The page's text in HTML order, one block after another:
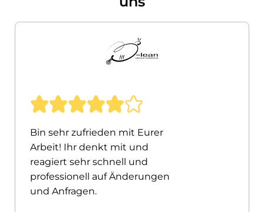
Bin sehr zufrieden mit Eurer
Arbeit! Ihr denkt mit und
reagiert sehr schnell und
professionell auf Änderungen
und Anfragen.